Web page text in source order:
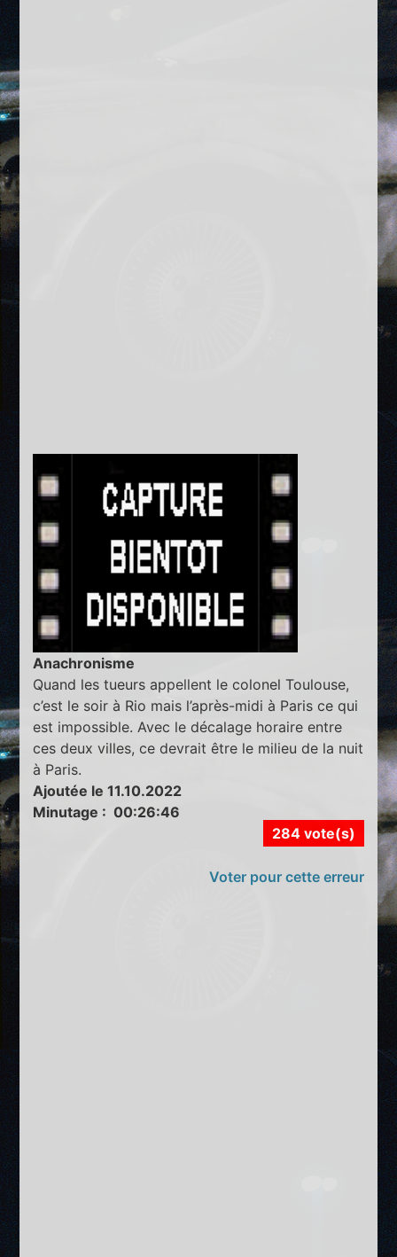
Anachronisme
Quand les tueurs appellent le colonel Toulouse,
c’est le soir à Rio mais l’après-midi à Paris ce qui
est impossible. Avec le décalage horaire entre
ces deux villes, ce devrait être le milieu de la nuit
à Paris.
Ajoutée le 11.10.2022
Minutage : 00:26:46
284 vote(s)
Voter pour cette erreur